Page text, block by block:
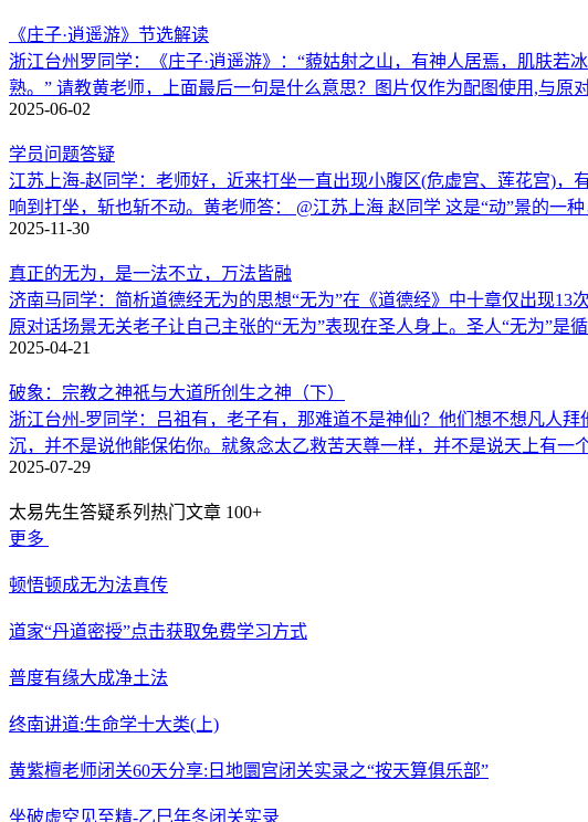
《庄子·逍遥游》节选解读
浙江台州罗同学：《庄子·逍遥游》：“藐姑射之山，有神人居焉，肌肤
熟。” 请教黄老师，上面最后一句是什么意思？图片仅作为配图使用,与
2025-06-02
学员问题答疑
江苏上海-赵同学：老师好，近来打坐一直出现小腹区(危虚宫、莲花宫)
响到打坐，斩也斩不动。黄老师答： @江苏上海 赵同学 这是“动”景的一
2025-11-30
真正的无为，是一法不立，万法皆融
济南马同学：简析道德经无为的思想“无为”在《道德经》中十章仅出现
原对话场景无关老子让自己主张的“无为”表现在圣人身上。圣人“无为”
2025-04-21
破象：宗教之神祇与大道所创生之神（下）
浙江台州-罗同学：吕祖有，老子有，那难道不是神仙？他们想不想凡人
沉，并不是说他能保佑你。就象念太乙救苦天尊一样，并不是说天上有
2025-07-29
太易先生答疑系列热门文章 100+
更多
顿悟顿成无为法真传
道家“丹道密授”点击获取免费学习方式
普度有缘大成净土法
终南讲道:生命学十大类(上)
黄紫檀老师闭关60天分享:日地圜宫闭关实录之“按天算俱乐部”
坐破虚空见至精-乙巳年冬闭关实录